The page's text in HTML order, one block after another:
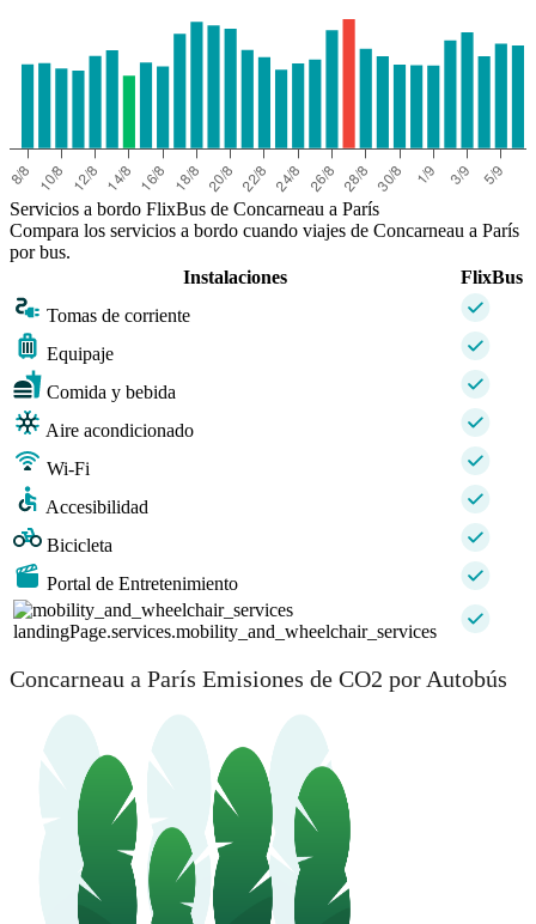
Servicios a bordo FlixBus de Concarneau a París
Compara los servicios a bordo cuando viajes de Concarneau a París
por bus.
Instalaciones
FlixBus
Tomas de corriente
Equipaje
Comida y bebida
Aire acondicionado
Wi-Fi
Accesibilidad
Bicicleta
Portal de Entretenimiento
landingPage.services.mobility_and_wheelchair_services
Concarneau a París Emisiones de CO2 por Autobús